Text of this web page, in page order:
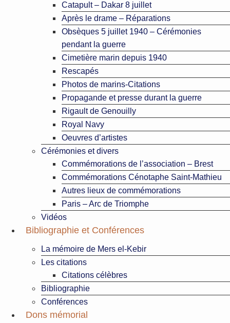
Catapult – Dakar 8 juillet
Après le drame – Réparations
Obsèques 5 juillet 1940 – Cérémonies
pendant la guerre
Cimetière marin depuis 1940
Rescapés
Photos de marins-Citations
Propagande et presse durant la guerre
Rigault de Genouilly
Royal Navy
Oeuvres d’artistes
Cérémonies et divers
Commémorations de l’association – Brest
Commémorations Cénotaphe Saint-Mathieu
Autres lieux de commémorations
Paris – Arc de Triomphe
Vidéos
Bibliographie et Conférences
La mémoire de Mers el-Kebir
Les citations
Citations célèbres
Bibliographie
Conférences
Dons mémorial